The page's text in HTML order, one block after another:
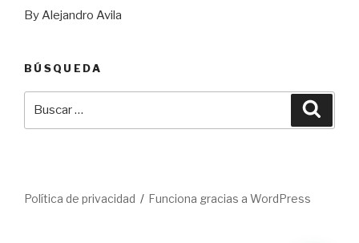
By Alejandro Avila
BÚSQUEDA
Política de privacidad Funciona gracias a WordPress